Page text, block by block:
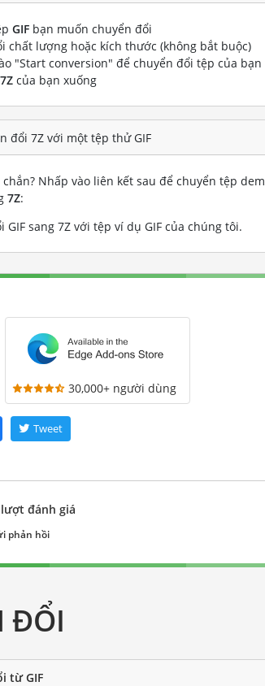
GIF bạn muốn chuyển đổi
chất lượng hoặc kích thước (không bắt buộc)
"Start conversion" để chuyển đổi tệp của
7Z của bạn xuống
đổi 7Z với một tệp thử GIF
chắn? Nhấp vào liên kết sau để chuyển tệp
7Z:
GIF sang 7Z với tệp ví dụ GIF của chúng tôi.
30,000+ người dùng
Tweet
đánh giá
phản hồi
ĐỔI
từ GIF